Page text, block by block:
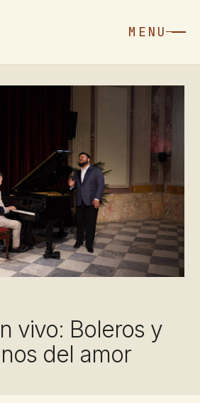
MENU
vivo: Boleros y
del amor